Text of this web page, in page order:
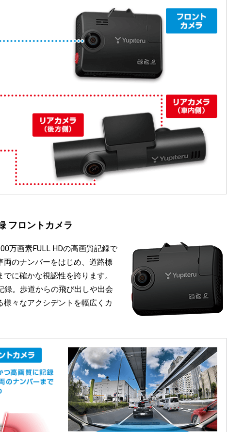
フロントカメラ
万画素FULL HDの高画質記録で
のナンバーをはじめ、道路標
に確かな視認性を誇ります。
録。歩道からの飛び出しや出会
々なアクシデントを幅広くカ